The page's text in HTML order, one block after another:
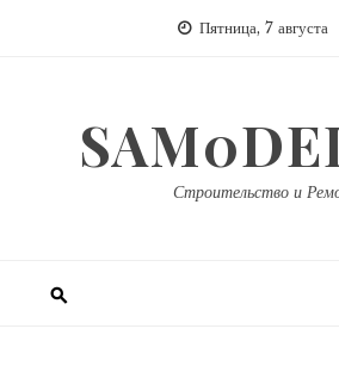
Пятница, 7 августа
Строительство и